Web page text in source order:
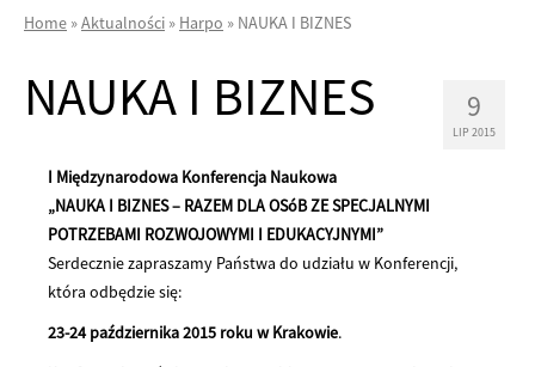
9
LIP 2015
Home »Aktualności » Harpo » NAUKA I BIZNES
NAUKA I BIZNES
I Międzynarodowa Konferencja Naukowa
„NAUKA I BIZNES – RAZEM DLA OSóB ZE SPECJALNYMI
POTRZEBAMI ROZWOJOWYMI I EDUKACYJNYMI”
Serdecznie zapraszamy Państwa do udziału w Konferencji,
która odbędzie się:
23-24 października 2015 roku w Krakowie.